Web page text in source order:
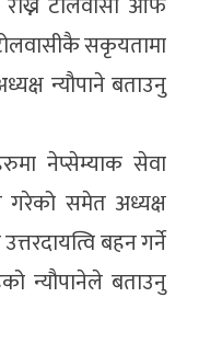
सकृयतामा
न्यौपाने बताउनु
नेप्सेम्याक सेवा
गरेको समेत अध्यक्ष
बहन गर्ने
न्यौपानेले बताउनु